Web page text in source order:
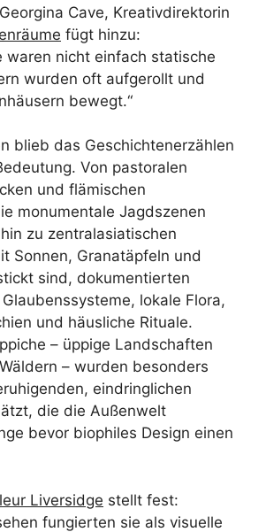
Cave, Kreativdirektorin
fügt hinzu:
waren nicht einfach statische
wurden oft aufgerollt und
bewegt.“
blieb das Geschichtenerzählen
Von pastoralen
und flämischen
monumentale Jagdszenen
zu zentralasiatischen
Sonnen, Granatäpfeln und
sind, dokumentierten
lokale Flora,
und häusliche Rituale.
– üppige Landschaften
– wurden besonders
eindringlichen
die die Außenwelt
bevor biophiles Design einen
Liversidge stellt fest:
fungierten sie als visuelle